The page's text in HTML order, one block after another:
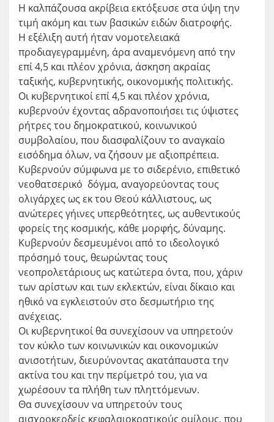
Η καλπάζουσα ακρίβεια εκτόξευσε στα ύψη την
τιμή ακόμη και των βασικών ειδών διατροφής.
Η εξέλιξη αυτή ήταν νομοτελειακά
προδιαγεγραμμένη, άρα αναμενόμενη από την
επί 4,5 και πλέον χρόνια, άσκηση ακραίας
ταξικής, κυβερνητικής, οικονομικής πολιτικής.
Οι κυβερνητικοί επί 4,5 και πλέον χρόνια,
κυβερνούν έχοντας αδρανοποιήσει τις ύψιστες
ρήτρες του δημοκρατικού, κοινωνικού
συμβολαίου, που διασφαλίζουν το αναγκαίο
εισόδημα όλων, να ζήσουν με αξιοπρέπεια.
Κυβερνούν σύμφωνα με το σιδερένιο, επιθετικό
νεοθατσερικό δόγμα, αναγορεύοντας τους
ολιγάρχες ως εκ του Θεού κάλλιστους, ως
ανώτερες γήινες υπερθεότητες, ως αυθεντικούς
φορείς της κοσμικής, κάθε μορφής, δύναμης.
Κυβερνούν δεσμευμένοι από το ιδεολογικό
πρόσημό τους, θεωρώντας τους
νεοπρολετάριους ως κατώτερα όντα, που, χάριν
των αρίστων και των εκλεκτών, είναι δίκαιο και
ηθικό να εγκλειστούν στο δεσμωτήριο της
ανέχειας.
Οι κυβερνητικοί θα συνεχίσουν να υπηρετούν
τον κύκλο των κοινωνικών και οικονομικών
ανισοτήτων, διευρύνοντας ακατάπαυστα την
ακτίνα του και την περίμετρό του, για να
χωρέσουν τα πλήθη των πληττόμενων.
Θα συνεχίσουν να υπηρετούν τους
αισχροκερδείς κεφαλαιοκρατικούς ομίλους, που